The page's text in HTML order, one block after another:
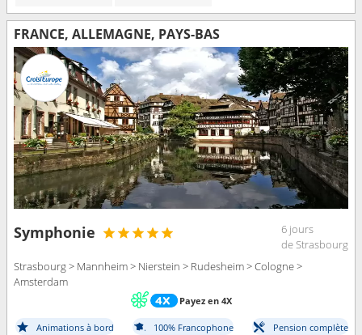
FRANCE, ALLEMAGNE, PAYS-BAS
Symphonie
6 jours
de Strasbourg
Strasbourg > Mannheim > Nierstein > Rudesheim > Cologne >
Amsterdam
Payez en 4X
Animations à bord 100% Francophone
Pension complète